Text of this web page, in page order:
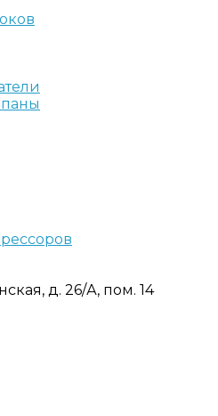
д. 26/А, пом. 14